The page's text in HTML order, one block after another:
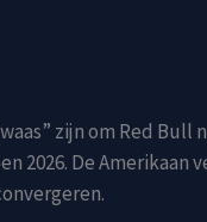
zijn om Red Bull
2026. De Amerikaan